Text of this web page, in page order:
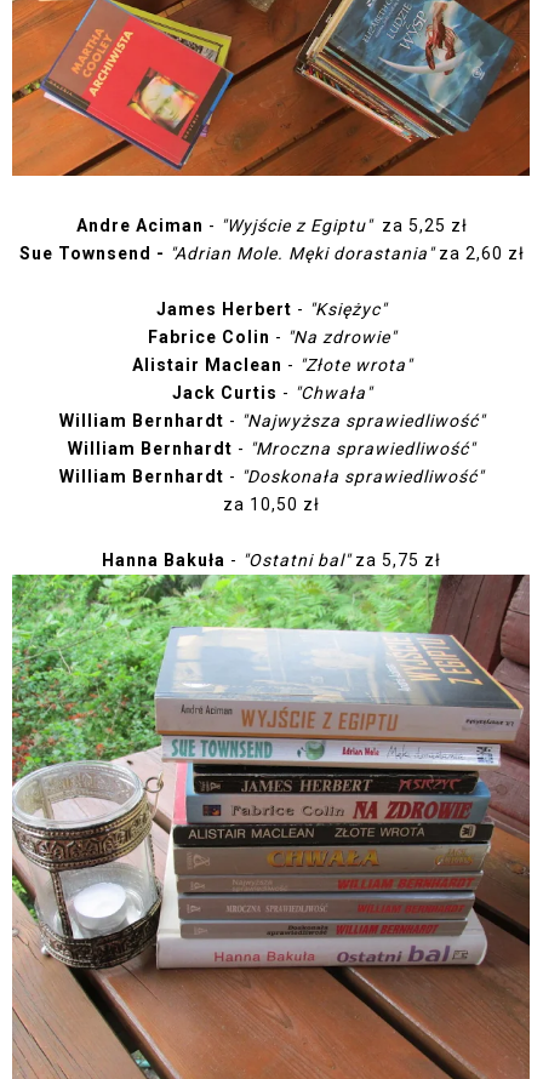
Andre Aciman - "Wyjście z Egiptu"za 5,25 zł
Sue Townsend - "Adrian Mole. Męki dorastania"za 2,60 zł
James Herbert - "Księżyc"
Fabrice Colin - "Na zdrowie"
Alistair Maclean - "Złote wrota"
Jack Curtis - "Chwała"
William Bernhardt - "Najwyższa sprawiedliwość"
William Bernhardt - "Mroczna sprawiedliwość"
William Bernhardt - "Doskonała sprawiedliwość"
za 10,50 zł
Hanna Bakuła - "Ostatni bal"za 5,75 zł